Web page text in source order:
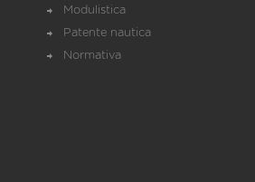
Modulistica
Patente nautica
Normativa